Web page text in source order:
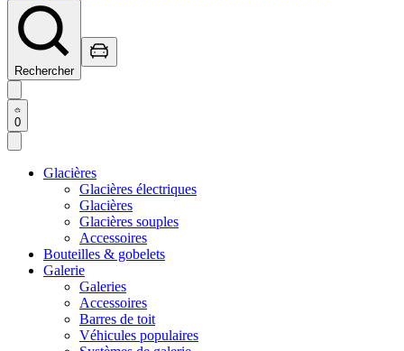
Rechercher
0
Glacières
Glacières électriques
Glacières
Glacières souples
Accessoires
Bouteilles & gobelets
Galerie
Galeries
Accessoires
Barres de toit
Véhicules populaires